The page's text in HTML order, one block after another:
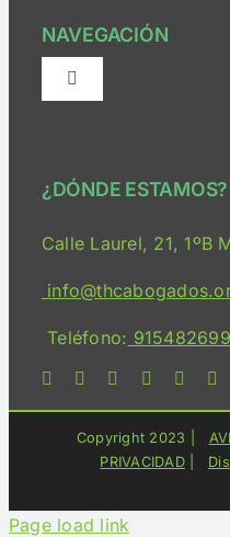
NAVEGACIÓN
Alternar
Servicios
Bloguimary
¿DÓNDE ESTAMOS?
Calle Laurel, 21, 1ºB
Teléfono: 915482699
Copyright 2023 |
PRIVACIDAD|
Page load link